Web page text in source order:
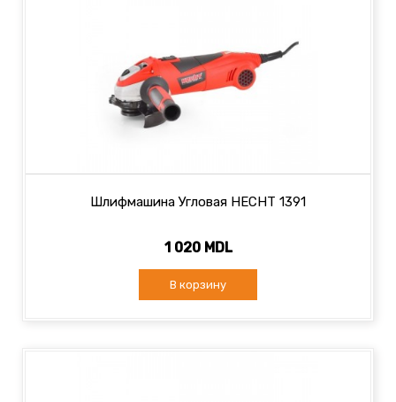
Шлифмашина Угловая HECHT 1391
1 020 MDL
В корзину